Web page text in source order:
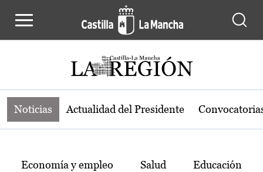
Noticias de la región de Castilla-La
Noticias Actualidad del Presidente
Temas
Economía y empleo Salud Educación